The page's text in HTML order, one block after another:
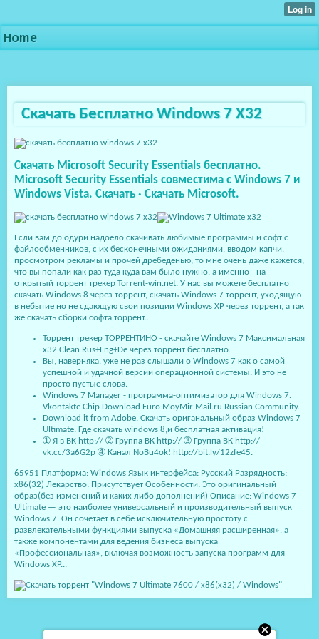
Home
Скачать Бесплатно Windows 7 Х32
Скачать Microsoft Security Essentials бесплатно.
Microsoft Security Essentials совместима с Windows 7 и
Windows Vista. Скачать · Скачать Microsoft.
Если вам до одури надоело скачивать любимые программы и софт с
файлообменников, с их бесконечными ожиданиями, вводом капчи,
просмотром рекламы и прочей дребеденью, то мне очень даже кажется,
что вы попали как раз туда куда вам было нужно, а именно - на
открытый торрент трекер Torrent-win.net. У нас вы можете бесплатно
скачать Windows 8 через торрент, скачать Windows 7 торрент, уходящую
в небытие но не сдающую свои позиции Windows XP через торрент, а так
же скачать сборки софта торрент...
Торрент трекер ТОРРЕНТИНО - скачайте Windows 7 Максимальная
x32 Clean Rus+Eng+De через торрент бесплатно.
Вы, наверняка, уже не раз слышали о Windows 7 как о самой
успешной и удачной версии операционной системы. И это не
просто пустые слова.
Windows 7 Manager - программа-оптимизатор для Windows 7.
Vkontakte Chip Download Euro MoyMir Mail.ru Russian Community.
Download it from Adobe. Скачать ориганальный образ Windows 7
Ultimate. Где скачать windows 8,и бесплатная активация!
➀ Я в ВК http:// ➁ Группа ВК http:// ➂ Группа ВК http://
vk.cc/3a6G2p ➃ Канал NoBu4ok! http://bit.ly/12zfe45.
65951 Платформа: Windows Язык интерфейса: Русский Разрядность:
x86(32) Лекарство: Присутствует Особенности: Это оригинальный
образ(без изменений и каких либо дополнений) Описание: Windows 7
Ultimate — это наиболее универсальный и производительный выпуск
Windows 7. Он сочетает в себе исключительную простоту с
развлекательными функциями выпуска «Домашняя расширенная», а
также компонентами для ведения бизнеса выпуска
«Профессиональная», включая возможность запуска программ для
Windows XP...